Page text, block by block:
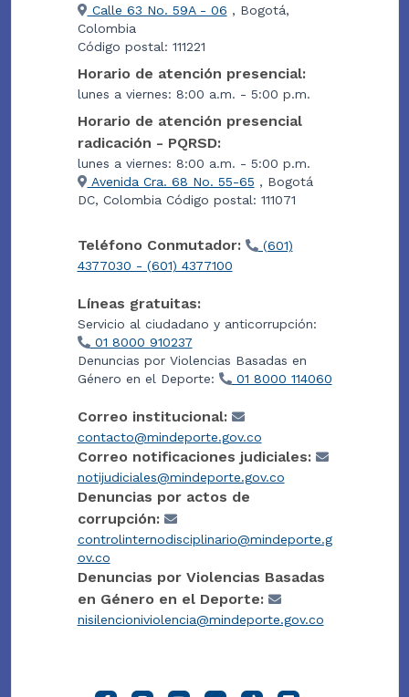
Calle 63 No. 59A - 06 , Bogotá,
Colombia
Código postal: 111221
Horario de atención presencial:
lunes a viernes: 8:00 a.m. - 5:00 p.m.
Horario de atención presencial
radicación - PQRSD:
lunes a viernes: 8:00 a.m. - 5:00 p.m.
Avenida Cra. 68 No. 55-65 , Bogotá
DC, Colombia Código postal: 111071
Teléfono Conmutador:
(601)
4377030 - (601) 4377100
Líneas gratuitas:
Servicio al ciudadano y anticorrupción:
01 8000 910237
Denuncias por Violencias Basadas en
Género en el Deporte:
01 8000 114060
Correo institucional:
contacto@mindeporte.gov.co
Correo notificaciones judiciales:
notijudiciales@mindeporte.gov.co
Denuncias por actos de
corrupción:
controlinternodisciplinario@mindeporte.g
ov.co
Denuncias por Violencias Basadas
en Género en el Deporte:
nisilencioniviolencia@mindeporte.gov.co